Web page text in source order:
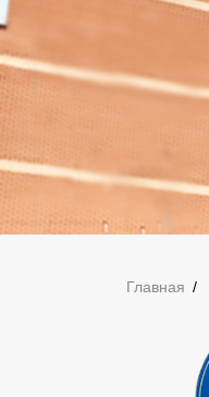
Главная